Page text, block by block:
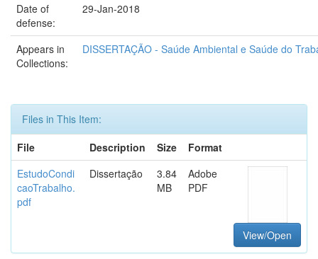
Date of
defense:
29-Jan-2018
Appears in
Collections:
DISSERTAÇÃO - Saúde Ambiental e Saúde do
Files in This Item:
File
Description Size
Format
EstudoCondi
caoTrabalho.
pdf
Dissertação
3.84
MB
Adobe
PDF
View/Open